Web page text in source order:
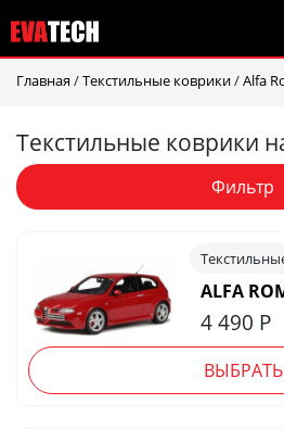
Главная /Текстильные коврики/Alfa
Текстильные коврики
Фильтр
ALFA
4 490 Р
ВЫБРАТЬ